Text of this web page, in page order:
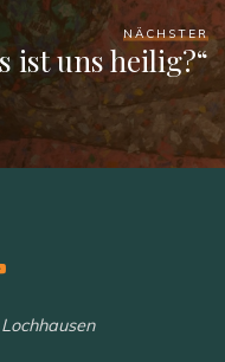
NÄCHSTER
ist uns heilig?“